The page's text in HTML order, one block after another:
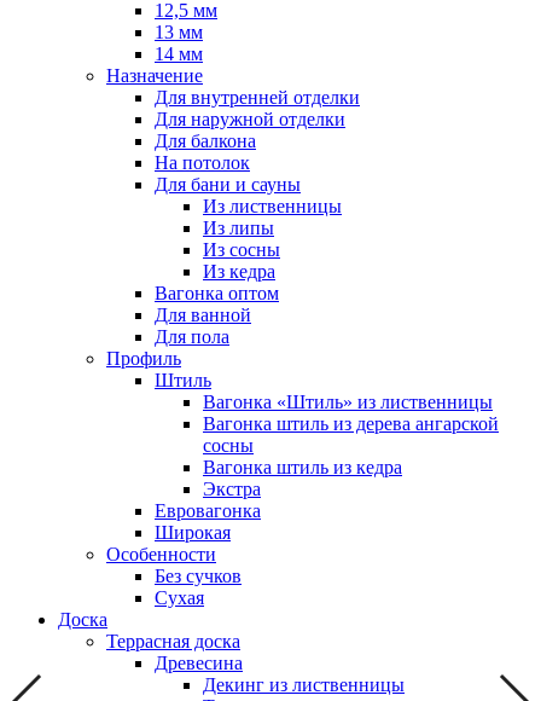
12,5 мм
13 мм
14 мм
Назначение
Для внутренней отделки
Для наружной отделки
Для балкона
На потолок
Для бани и сауны
Из лиственницы
Из липы
Из сосны
Из кедра
Вагонка оптом
Для ванной
Для пола
Профиль
Штиль
Вагонка «Штиль» из лиственницы
Вагонка штиль из дерева ангарской
сосны
Вагонка штиль из кедра
Экстра
Евровагонка
Широкая
Особенности
Без сучков
Сухая
Доска
Террасная доска
Древесина
Декинг из лиственницы